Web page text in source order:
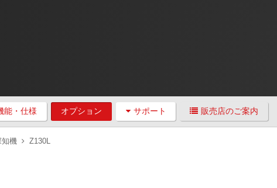
能・仕様 オプション サポート 販売店のご案内
知機 Z130L